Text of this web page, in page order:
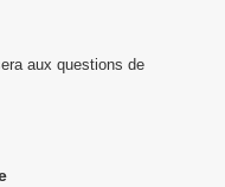
aux questions de